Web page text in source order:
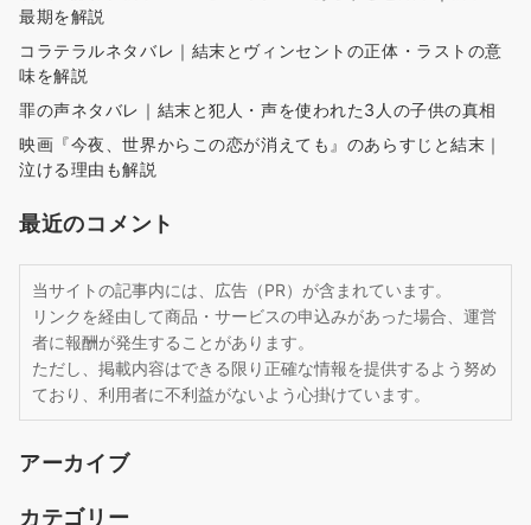
最期を解説
コラテラルネタバレ｜結末とヴィンセントの正体・ラストの意
味を解説
罪の声ネタバレ｜結末と犯人・声を使われた3人の子供の真相
映画『今夜、世界からこの恋が消えても』のあらすじと結末｜
泣ける理由も解説
最近のコメント
当サイトの記事内には、広告（PR）が含まれています。
リンクを経由して商品・サービスの申込みがあった場合、運営
者に報酬が発生することがあります。
ただし、掲載内容はできる限り正確な情報を提供するよう努め
ており、利用者に不利益がないよう心掛けています。
アーカイブ
カテゴリー